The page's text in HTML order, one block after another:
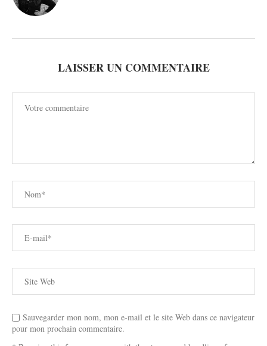
LAISSER UN COMMENTAIRE
Sauvegarder mon nom, mon e-mail et le site Web dans ce navigateur
pour mon prochain commentaire.